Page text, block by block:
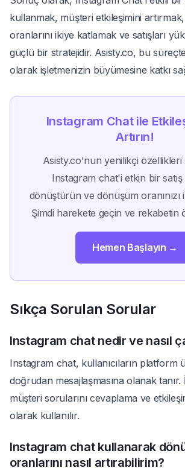
kullanmak, müşteri etkileşimini
oranlarını ikiye katlamak ve satışları
güçlü bir stratejidir. Asisty.co, bu süreçte
olarak işletmenizin büyümesine katkı
Instagram Chat ile
Artırın!
Asisty.co'nun yenilikçi özellikleri
Instagram chat'i etkin bir satış
dönüştürün ve dönüşüm oranınızı
Şimdi harekete geçin ve rekabetin
Hemen Başlayın →
Sıkça Sorulan Sorular
Instagram chat nedir ve nasıl
Instagram chat, kullanıcıların platform
doğrudan mesajlaşmasına olanak tanır.
müşteri sorularını cevaplama ve
olarak kullanılır.
Instagram chat kullanarak
oranlarını nasıl artırabilirim?